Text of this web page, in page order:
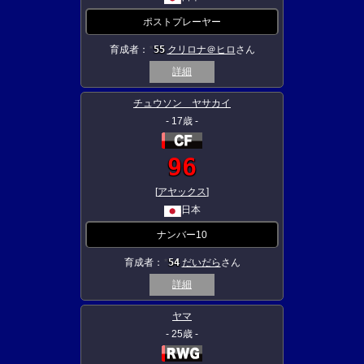
ポストプレーヤー
育成者： 55 クリロナ＠ヒロ さん
詳細
チュウソン ヤサカイ
- 17歳 -
96
[アヤックス]
日本
ナンバー10
育成者： 54 だいだら さん
詳細
ヤマ
- 25歳 -